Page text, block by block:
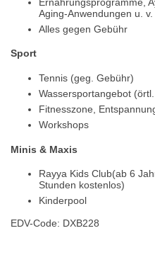
Aging-Anwendungen u. v.
Alles gegen Gebühr
Sport
Tennis (geg. Gebühr)
Wassersportangebot
Fitnesszone,
Workshops
Minis & Maxis
Rayya Kids Club(ab 6
Stunden kostenlos)
Kinderpool
EDV-Code: DXB228